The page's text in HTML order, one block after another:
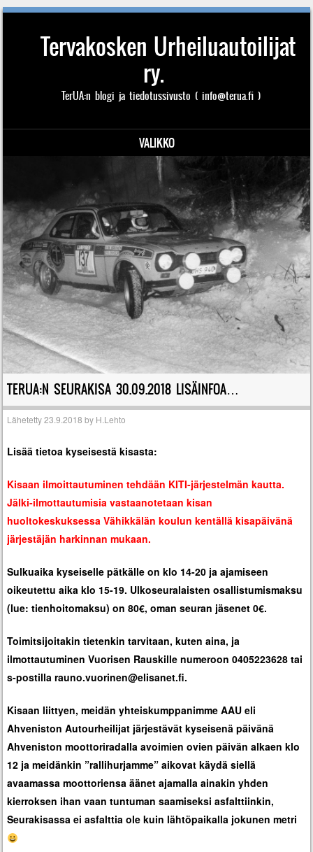
Tervakosken Urheiluautoilijat
ry.
TerUA:n blogi ja tiedotussivusto ( info@terua.fi )
VALIKKO
TERUA:N SEURAKISA 30.09.2018 LISÄINFOA…
Lähetetty23.9.2018 by H.Lehto
Lisää tietoa kyseisestä kisasta:
Kisaan ilmoittautuminen tehdään KITI-järjestelmän kautta.
Jälki-ilmottautumisia vastaanotetaan kisan
huoltokeskuksessa Vähikkälän koulun kentällä kisapäivänä
järjestäjän harkinnan mukaan.
Sulkuaika kyseiselle pätkälle on klo 14-20 ja ajamiseen
oikeutettu aika klo 15-19. Ulkoseuralaisten osallistumismaksu
(lue: tienhoitomaksu) on 80€, oman seuran jäsenet 0€.
Toimitsijoitakin tietenkin tarvitaan, kuten aina, ja
ilmottautuminen Vuorisen Rauskille numeroon 0405223628 tai
s-postilla rauno.vuorinen@elisanet.fi.
Kisaan liittyen, meidän yhteiskumppanimme AAU eli
Ahveniston Autourheilijat järjestävät kyseisenä päivänä
Ahveniston moottoriradalla avoimien ovien päivän alkaen klo
12 ja meidänkin ”rallihurjamme” aikovat käydä siellä
avaamassa moottoriensa äänet ajamalla ainakin yhden
kierroksen ihan vaan tuntuman saamiseksi asfalttiinkin,
Seurakisassa ei asfalttia ole kuin lähtöpaikalla jokunen metri